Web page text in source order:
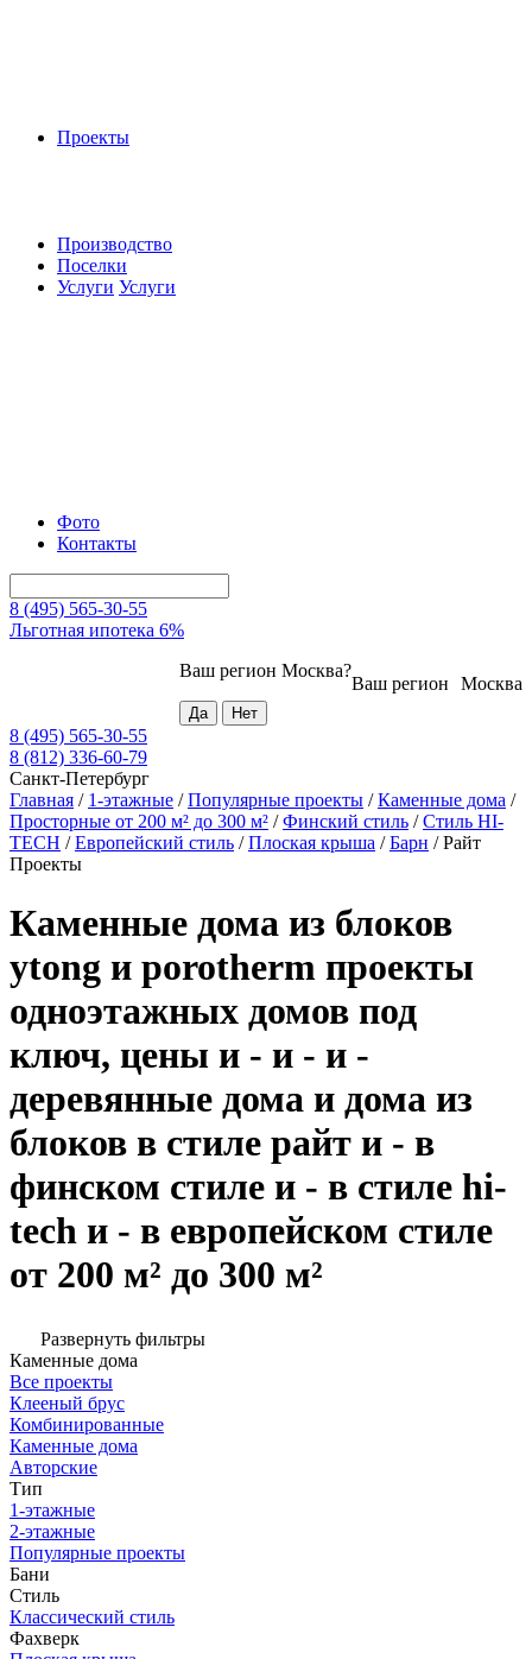
Проекты
Производство
Поселки
Услуги Услуги
Фото
Контакты
8 (495) 565-30-55
Льготная ипотека 6%
Москва
Ваш регион
Ваш регион Москва?
8 (495) 565-30-55
8 (812) 336-60-79
Санкт-Петербург
Главная / 1-этажные /Популярные проекты /Каменные дома /
Просторные от 200 м² до 300 м² /Финский стиль /Стиль HI-
TECH /Европейский стиль /Плоская крыша /Барн /Райт
Проекты
Каменные дома из блоков
ytong и porotherm проекты
одноэтажных домов под
ключ, цены и - и - и -
деревянные дома и дома из
блоков в стиле райт и - в
финском стиле и - в стиле hi-
tech и - в европейском стиле
от 200 м² до 300 м²
Развернуть фильтры
Каменные дома
Все проекты
Клееный брус
Комбинированные
Каменные дома
Авторские
Тип
1-этажные
2-этажные
Популярные проекты
Бани
Стиль
Классический стиль
Фахверк